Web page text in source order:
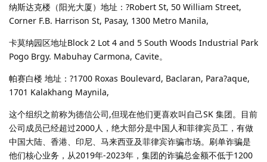
纳斯达克楼（阳光大厦）地址：?Robert St, 50 William Street,
Corner F.B. Harrison St, Pasay, 1300 Metro Manila,
卡莫纳园区地址Block 2 Lot 4 and 5 South Woods Industrial Park
Pogo Brgy. Mabuhay Carmona, Cavite。
帕赛白楼 地址：?1700 Roxas Boulevard, Baclaran, Para?aque,
1701 Kalakhang Maynila,
这个组织之前称为德信公司,但现在他们更喜欢叫自己SK 集团。目前
公司成员已经超过2000人，绝大部分是中国人和菲律宾员工，有做
中国大陆、香港、印尼、马来西亚及菲律宾诈骗市场。刷单诈骗是
他们核心业务，从2019年-2023年，集团的诈骗总金额不低于1200